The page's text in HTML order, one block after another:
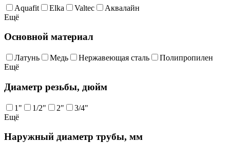
Aquafit Elka Valtec
Аквалайн
Ещё
Основной материал
Латунь Медь Нержавеющая сталь
Полипропилен
Ещё
Диаметр резьбы, дюйм
1" 1/2" 2"
3/4"
Ещё
Наружный диаметр трубы, мм